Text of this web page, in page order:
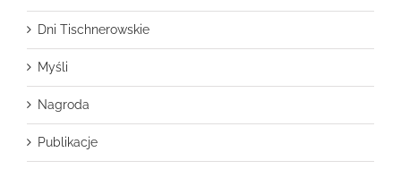
Dni Tischnerowskie
Myśli
Nagroda
Publikacje